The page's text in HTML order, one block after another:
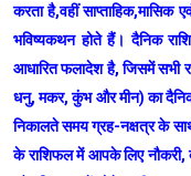
करता है,वहीं साप्ताहिक,मासिक
भविष्यकथन होते हैं। दैनिक
आधारित फलादेश है, जिसमें सभी
धनु, मकर, कुंभ और मीन) का दैनिक
निकालते समय ग्रह-नक्षत्र के
के राशिफल में आपके लिए नौकरी,